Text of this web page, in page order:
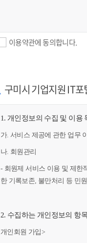
이용약관에 동의합니다.
구미시 기업지원 IT
1. 개인정보의 수집 및 이용
가. 서비스 제공에 관한 업무
나. 회원관리
- 회원제 서비스 이용 및 제한
한 기록보존, 불만처리 등 민
2. 수집하는 개인정보의 항
개인회원 가입>